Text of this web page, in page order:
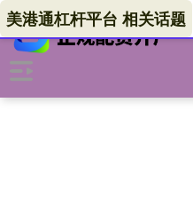
美港通杠杆平台 相关话题